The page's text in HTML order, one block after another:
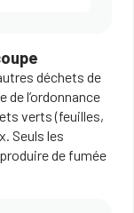
déchets de
l’ordonnance
verts (feuilles,
Seuls les
de fumée